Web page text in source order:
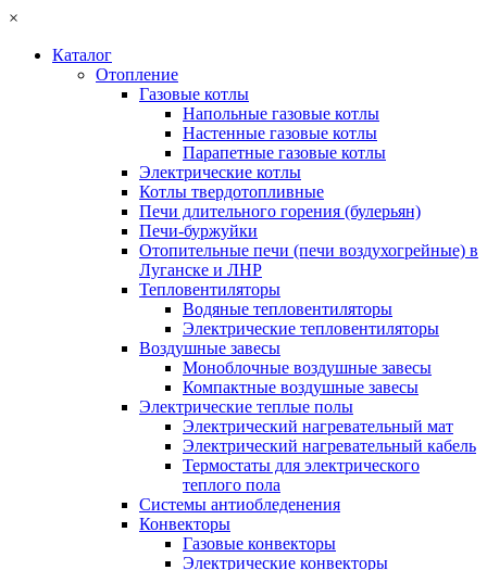
×
Каталог
Отопление
Газовые котлы
Напольные газовые котлы
Настенные газовые котлы
Парапетные газовые котлы
Электрические котлы
Котлы твердотопливные
Печи длительного горения (булерьян)
Печи-буржуйки
Отопительные печи (печи воздухогрейные) в
Луганске и ЛНР
Тепловентиляторы
Водяные тепловентиляторы
Электрические тепловентиляторы
Воздушные завесы
Моноблочные воздушные завесы
Компактные воздушные завесы
Электрические теплые полы
Электрический нагревательный мат
Электрический нагревательный кабель
Термостаты для электрического
теплого пола
Системы антиобледенения
Конвекторы
Газовые конвекторы
Электрические конвекторы